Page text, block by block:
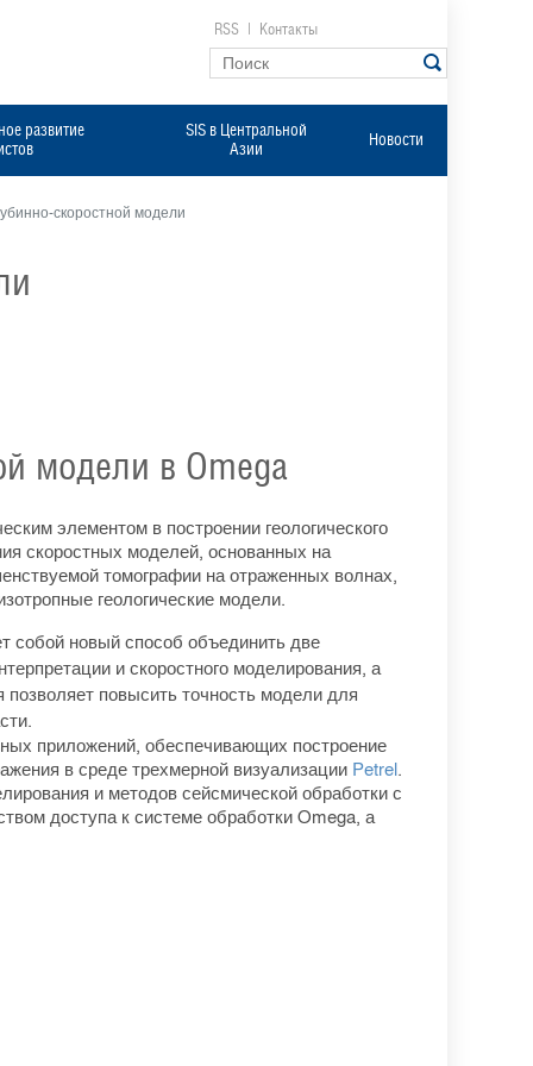
RSS Контакты
развитие
SIS в Центральной
Азии
Новости
скоростной модели
модели в Omega
элементом в построении геологического
скоростных моделей, основанных на
томографии на отраженных волнах,
геологические модели.
собой новый способ объединить две
и скоростного моделирования, а
повысить точность модели для
приложений, обеспечивающих построение
в среде трехмерной визуализации Petrel.
и методов сейсмической обработки с
доступа к системе обработки Omega, а